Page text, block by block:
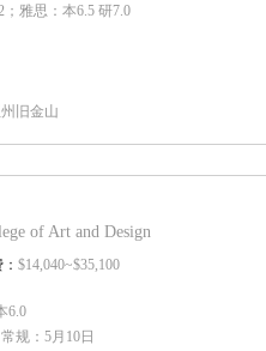
；雅思：本6.5 研7.0
旧金山
of Art and Design
：$14,040~$35,100
6.0
规：5月10日